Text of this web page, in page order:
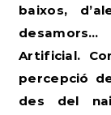
baixos,
Artificial.
percepció
des del